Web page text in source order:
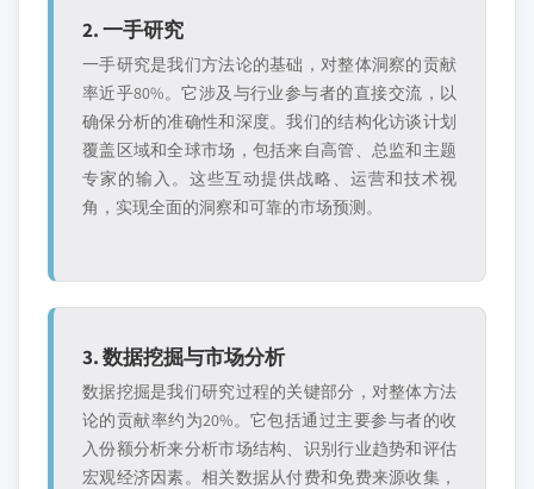
2. 一手研究
一手研究是我们方法论的基础，对整体洞察的贡献
率近乎80%。它涉及与行业参与者的直接交流，以
确保分析的准确性和深度。我们的结构化访谈计划
覆盖区域和全球市场，包括来自高管、总监和主题
专家的输入。这些互动提供战略、运营和技术视
角，实现全面的洞察和可靠的市场预测。
3. 数据挖掘与市场分析
数据挖掘是我们研究过程的关键部分，对整体方法
论的贡献率约为20%。它包括通过主要参与者的收
入份额分析来分析市场结构、识别行业趋势和评估
宏观经济因素。相关数据从付费和免费来源收集，